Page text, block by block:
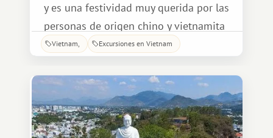
y es una festividad muy querida por las
personas de origen chino y vietnamita
en todo el mundo. El festival anual se
calendario lunar, que en 2017 cayó el 4
de octubre. La festividad a menudo se
llama
Vietnam Excursiones en Vietnam